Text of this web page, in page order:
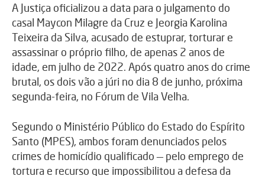
A Justiça oficializou a data para o julgamento do
casal Maycon Milagre da Cruz e Jeorgia Karolina
Teixeira da Silva, acusado de estuprar, torturar e
assassinar o próprio filho, de apenas 2 anos de
idade, em julho de 2022. Após quatro anos do crime
brutal, os dois vão a júri no dia 8 de junho, próxima
segunda-feira, no Fórum de Vila Velha.
Segundo o Ministério Público do Estado do Espírito
Santo (MPES), ambos foram denunciados pelos
crimes de homicídio qualificado — pelo emprego de
tortura e recurso que impossibilitou a defesa da